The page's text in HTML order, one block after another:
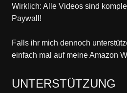
Wirklich: Alle Videos sind
Paywall!
Falls ihr mich dennoch
einfach mal auf meine Amazon
UNTERSTÜTZUNG